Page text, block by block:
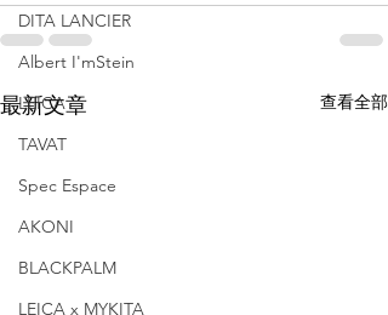
DITA LANCIER
Albert I'mStein
LEICA
TAVAT
Spec Espace
AKONI
BLACKPALM
LEICA x MYKITA
最新文章 查看全部